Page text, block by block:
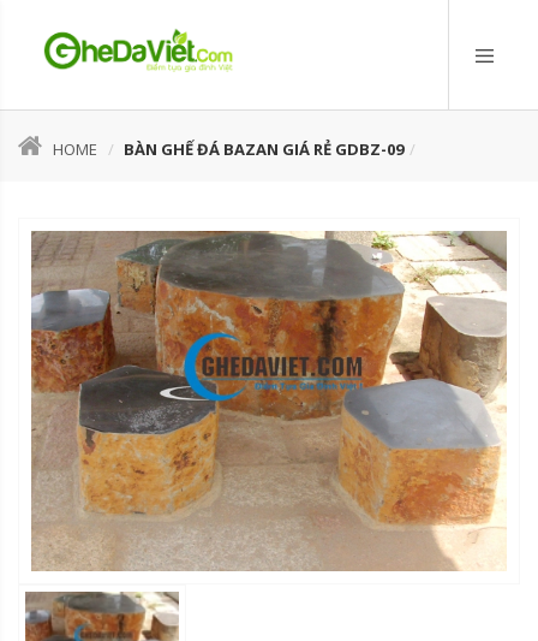
HOME BÀN GHẾ ĐÁ BAZAN GIÁ RẺ GDBZ-09